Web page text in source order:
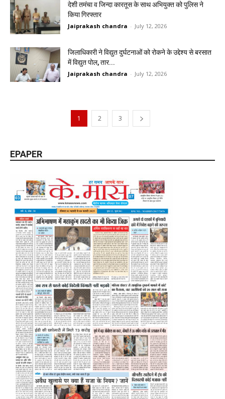
देशी तमंचा व जिन्दा कारतूस के साथ अभियुक्त को पुलिस ने
किया गिरफ्तार
Jaiprakash chandra - July 12, 2026
जिलाधिकारी ने विद्युत दुर्घटनाओं को रोकने के उद्देश्य से बरसात
में विद्युत पोल, तार...
Jaiprakash chandra - July 12, 2026
1 2 3
EPAPER